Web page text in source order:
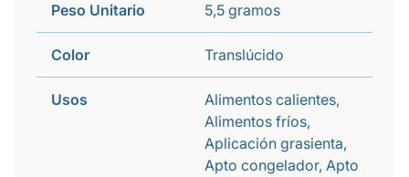
Peso Unitario 5,5 gramos
Color Translúcido
Usos
Alimentos calientes,
Alimentos fríos,
Aplicación grasienta,
Apto congelador, Apto